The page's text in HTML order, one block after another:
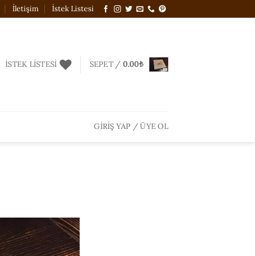
İletişim İstek Listesi
İSTEK LISTESI SEPET / 0.00₺
GIRIŞ YAP / ÜYE OL